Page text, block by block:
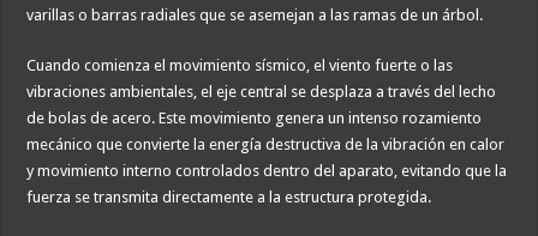
varillas o barras radiales que se asemejan a las ramas de un árbol.
Cuando comienza el movimiento sísmico, el viento fuerte o las
vibraciones ambientales, el eje central se desplaza a través del lecho
de bolas de acero. Este movimiento genera un intenso rozamiento
mecánico que convierte la energía destructiva de la vibración en calor
y movimiento interno controlados dentro del aparato, evitando que la
fuerza se transmita directamente a la estructura protegida.